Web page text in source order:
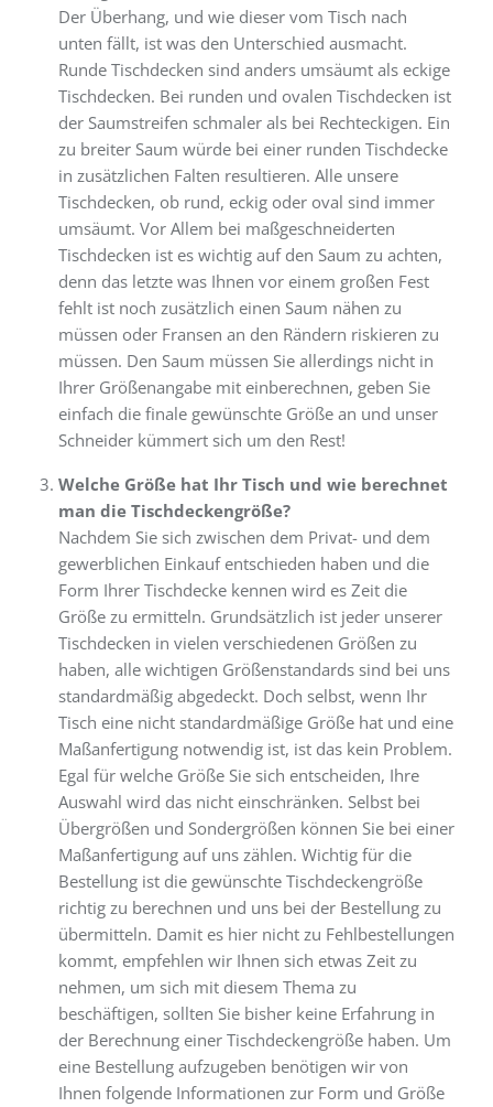
Der Überhang, und wie dieser vom Tisch nach
unten fällt, ist was den Unterschied ausmacht.
Runde Tischdecken sind anders umsäumt als eckige
Tischdecken. Bei runden und ovalen Tischdecken ist
der Saumstreifen schmaler als bei Rechteckigen. Ein
zu breiter Saum würde bei einer runden Tischdecke
in zusätzlichen Falten resultieren. Alle unsere
Tischdecken, ob rund, eckig oder oval sind immer
umsäumt. Vor Allem bei maßgeschneiderten
Tischdecken ist es wichtig auf den Saum zu achten,
denn das letzte was Ihnen vor einem großen Fest
fehlt ist noch zusätzlich einen Saum nähen zu
müssen oder Fransen an den Rändern riskieren zu
müssen. Den Saum müssen Sie allerdings nicht in
Ihrer Größenangabe mit einberechnen, geben Sie
einfach die finale gewünschte Größe an und unser
Schneider kümmert sich um den Rest!
Welche Größe hat Ihr Tisch und wie berechnet
man die Tischdeckengröße?
Nachdem Sie sich zwischen dem Privat- und dem
gewerblichen Einkauf entschieden haben und die
Form Ihrer Tischdecke kennen wird es Zeit die
Größe zu ermitteln. Grundsätzlich ist jeder unserer
Tischdecken in vielen verschiedenen Größen zu
haben, alle wichtigen Größenstandards sind bei uns
standardmäßig abgedeckt. Doch selbst, wenn Ihr
Tisch eine nicht standardmäßige Größe hat und eine
Maßanfertigung notwendig ist, ist das kein Problem.
Egal für welche Größe Sie sich entscheiden, Ihre
Auswahl wird das nicht einschränken. Selbst bei
Übergrößen und Sondergrößen können Sie bei einer
Maßanfertigung auf uns zählen. Wichtig für die
Bestellung ist die gewünschte Tischdeckengröße
richtig zu berechnen und uns bei der Bestellung zu
übermitteln. Damit es hier nicht zu Fehlbestellungen
kommt, empfehlen wir Ihnen sich etwas Zeit zu
nehmen, um sich mit diesem Thema zu
beschäftigen, sollten Sie bisher keine Erfahrung in
der Berechnung einer Tischdeckengröße haben. Um
eine Bestellung aufzugeben benötigen wir von
Ihnen folgende Informationen zur Form und Größe